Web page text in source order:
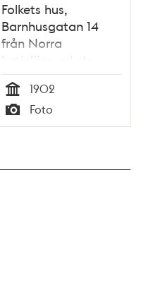
Folkets hus,
Barnhusgatan 14
från Norra
Latinläroverkets
skolgård
Tid
1902
Typ
Foto